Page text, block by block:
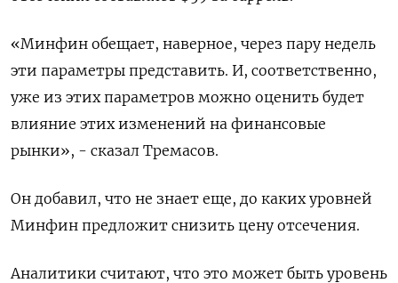
«Минфин обещает, наверное, через пару недель ​
эти параметры представить. И, соответственно,
уже из этих параметров можно оценить будет
‌влияние этих изменений на финансовые
рынки», - сказал Тремасов.
Он добавил, что не знает ​еще, до каких уровней
Минфин предложит снизить цену отсечения.
Аналитики считают, что это ‌может быть уровень